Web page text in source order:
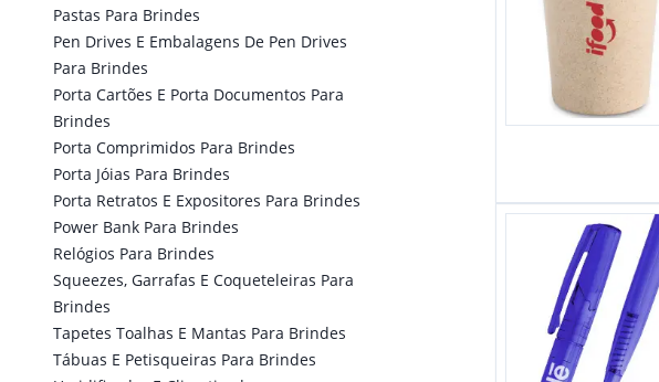
Pastas Para Brindes
Pen Drives E Embalagens De Pen Drives
Para Brindes
Porta Cartões E Porta Documentos Para
Brindes
Porta Comprimidos Para Brindes
Porta Jóias Para Brindes
Porta Retratos E Expositores Para Brindes
Power Bank Para Brindes
Relógios Para Brindes
Squeezes, Garrafas E Coqueteleiras Para
Brindes
Tapetes Toalhas E Mantas Para Brindes
Tábuas E Petisqueiras Para Brindes